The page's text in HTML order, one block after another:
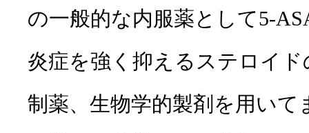
の一般的な内服薬として5-
炎症を強く抑えるステロイ
制薬、生物学的製剤を用いて